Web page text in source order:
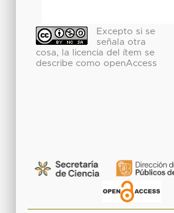
Excepto si se
señala otra
cosa, la licencia del ítem se
describe como openAccess